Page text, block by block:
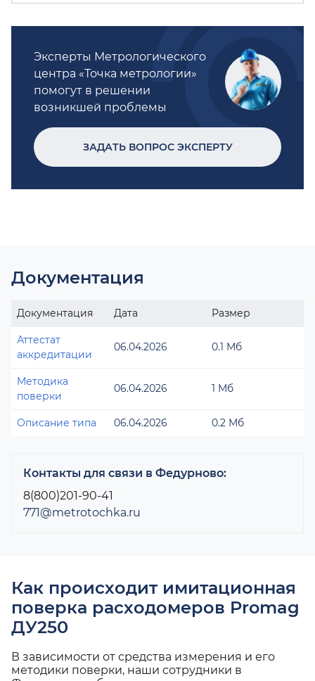
Эксперты Метрологического
центра «Точка метрологии»
помогут в решении
возникшей проблемы
ЗАДАТЬ ВОПРОС ЭКСПЕРТУ
Документация
Документация Дата Размер
Аттестат
аккредитации
06.04.2026 0.1 Мб
Методика
поверки
06.04.2026 1 Мб
Описание типа 06.04.2026 0.2 Мб
Контакты для связи в Федурново:
8(800)201-90-41
771@metrotochka.ru
Как происходит имитационная
поверка расходомеров Promag
ДУ250
В зависимости от средства измерения и его
методики поверки, наши сотрудники в